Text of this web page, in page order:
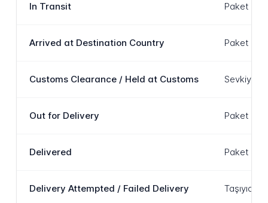
In Transit Paket
Arrived at Destination Country Paket
Customs Clearance / Held at Customs Sevkiyat
Out for Delivery Paket
Delivered Paket
Delivery Attempted / Failed Delivery Taşıyıcı